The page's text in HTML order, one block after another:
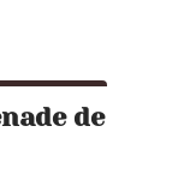
de